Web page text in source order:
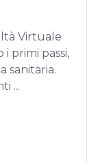
Virtuale
primi passi,
sanitaria.
...